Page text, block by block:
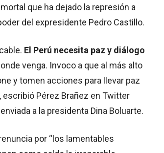
que ha dejado la represión a
del expresidente Pedro Castillo.
El Perú necesita paz y diálogo
venga. Invoco a que al más alto
y tomen acciones para llevar paz
escribió Pérez Brañez en Twitter
a la presidenta Dina Boluarte.
por “los lamentables